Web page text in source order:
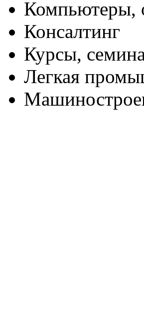
Компьютеры,
Консалтинг
Курсы,
Легкая